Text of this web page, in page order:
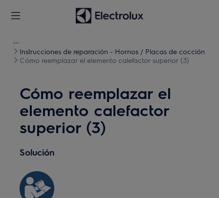
Instrucciones de reparación - Hornos / Placas de cocción
Cómo reemplazar el elemento calefactor superior (3)
Cómo reemplazar el
elemento calefactor
superior (3)
Solución